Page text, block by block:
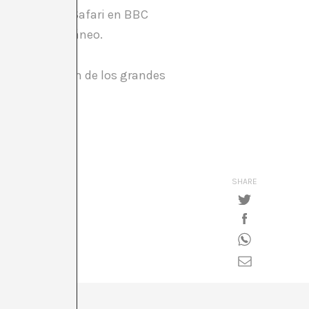
de Art Safari en BBC
contemporáneo.
la posición de los grandes
SHARE